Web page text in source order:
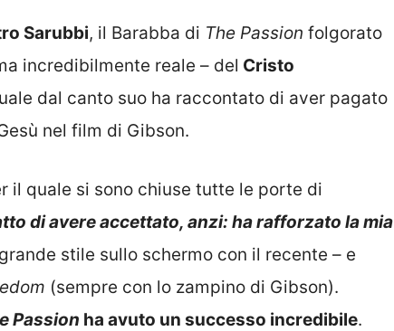
Sarubbi, il Barabba di The Passion folgorato
incredibilmente reale – del Cristo
dal canto suo ha raccontato di aver pagato
nel film di Gibson.
il quale si sono chiuse tutte le porte di
di avere accettato, anzi: ha rafforzato la mia
stile sullo schermo con il recente – e
(sempre con lo zampino di Gibson).
Passion ha avuto un successo incredibile.